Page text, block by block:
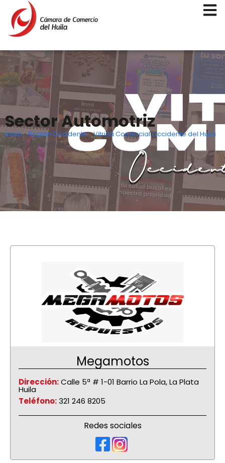
Sector Automotriz
Inicio»Región Occidente»Vitrina Comercial Occidente del Huila
Sector Automotriz
Megamotos
Dirección:Calle 5ª # 1-01 Barrio La Pola, La Plata
Huila
Teléfono:321 246 8205
Redes sociales